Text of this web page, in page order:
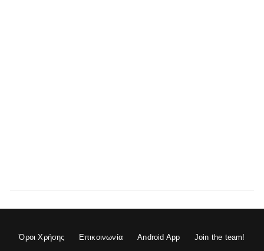
Όροι Χρήσης Επικοινωνία Android App Join the team!